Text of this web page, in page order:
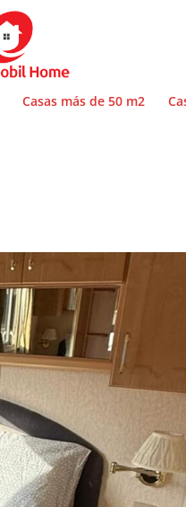
Casas más de 50 m2